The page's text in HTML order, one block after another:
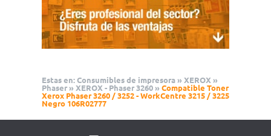
Estas en: Consumibles de impresora » XEROX »
Phaser » XEROX - Phaser 3260 » Compatible Toner
Xerox Phaser 3260 / 3252 - WorkCentre 3215 / 3225
Negro 106R02777